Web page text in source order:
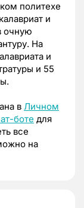
политехе
и
очную
На
и
и 55
в Личном
боте для
все
на